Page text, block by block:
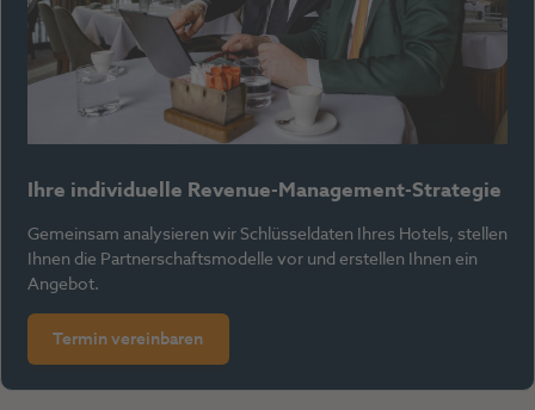
Ihre individuelle Revenue-Management-Strategie
Gemeinsam analysieren wir Schlüsseldaten Ihres Hotels, stellen
Ihnen die Partnerschaftsmodelle vor und erstellen Ihnen ein
Angebot.
Termin vereinbaren